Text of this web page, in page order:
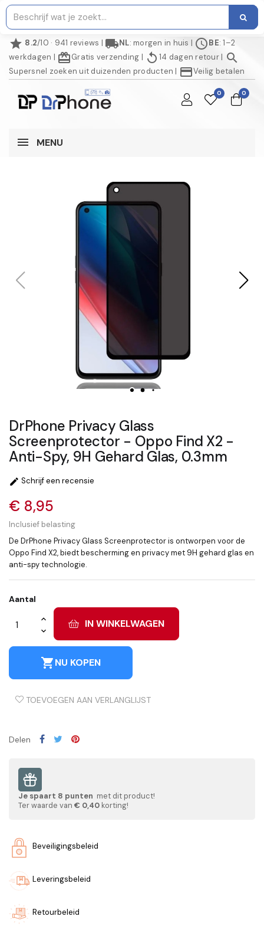
star 8.2/10 · 941 reviews | local_shippingNL: morgen in huis | scheduleBE: 1–2
werkdagen | redeemGratis verzending | replay 14 dagen retour| search
Supersnel zoeken uit duizenden producten | credit_cardVeilig betalen
0 0
MENU
DrPhone Privacy Glass
Screenprotector - Oppo Find X2 -
Anti-Spy, 9H Gehard Glas, 0.3mm
 Schrijf een recensie
€ 8,95
Inclusief belasting
De DrPhone Privacy Glass Screenprotector is ontworpen voor de
Oppo Find X2, biedt bescherming en privacy met 9H gehard glas en
anti-spy technologie.
Aantal
IN WINKELWAGEN
shopping_cartNU KOPEN
TOEVOEGEN AAN VERLANGLIJST
Delen
Je spaart 8 punten met dit product!
Ter waarde van € 0,40 korting!
Beveiligingsbeleid
Leveringsbeleid
Retourbeleid